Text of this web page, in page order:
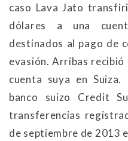
caso Lava Jato
dólares a una
destinados al pago de
evasión. Arribas recibió
cuenta suya en
banco suizo Credit
transferencias
de septiembre de 2013